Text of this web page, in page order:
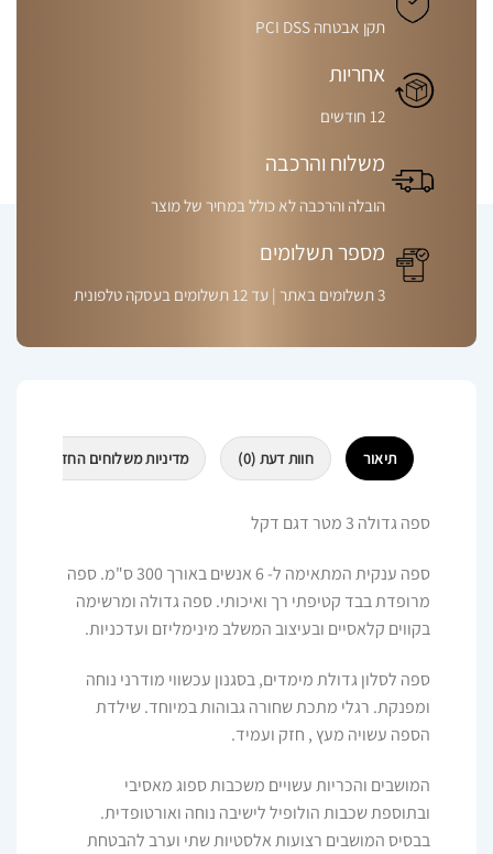
תקן אבטחה PCI DSS
אחריות
12 חודשים
משלוח והרכבה
הובלה והרכבה לא כולל במחיר של מוצר
מספר תשלומים
3 תשלומים באתר | עד 12 תשלומים בעסקה טלפונית
תיאור חוות דעת (0) מדיניות משלוחים החזרות
ספה גדולה 3 מטר דגם דקל
ספה ענקית המתאימה ל- 6 אנשים באורך 300 ס"מ. ספה
מרופדת בבד קטיפתי רך ואיכותי. ספה גדולה ומרשימה
בקווים קלאסיים ובעיצוב המשלב מינימליזם ועדכניות.
ספה לסלון גדולת מימדים, בסגנון עכשווי מודרני נוחה
ומפנקת. רגלי מתכת שחורה גבוהות במיוחד. שילדת
הספה עשויה מעץ , חזק ועמיד.
המושבים והכריות עשויים משכבות ספוג מאסיבי
ובתוספת שכבות הולופיל לישיבה נוחה ואורטופדית.
בבסיס המושבים רצועות אלסטיות שתי וערב להבטחת